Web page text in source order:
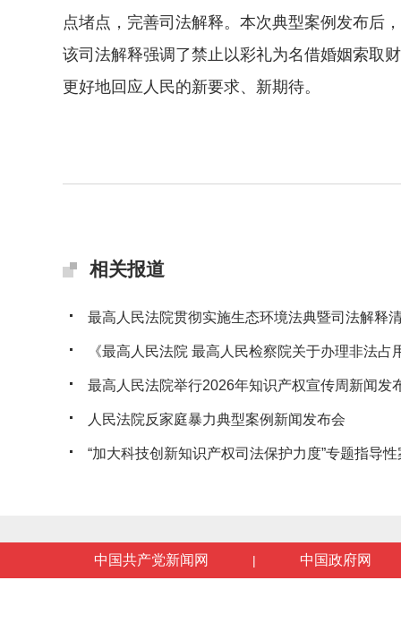
点堵点，完善司法解释。本次典型案例发布后
该司法解释强调了禁止以彩礼为名借婚姻索取
更好地回应人民的新要求、新期待。
相关报道
最高人民法院贯彻实施生态环境法典暨司法解释
《最高人民法院 最高人民检察院关于办理非法占
最高人民法院举行2026年知识产权宣传周新闻发
人民法院反家庭暴力典型案例新闻发布会
“加大科技创新知识产权司法保护力度”专题指导
中国共产党新闻网 | 中国政府网